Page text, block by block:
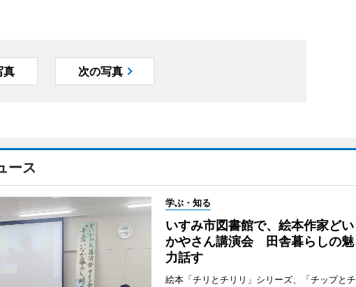
真 次の写真
ース
学ぶ・知る
いすみ市図書館で、絵本作家どい
かやさん講演会 田舎暮らしの魅
力話す
絵本「チリとチリリ」シリーズ、「チップとチ